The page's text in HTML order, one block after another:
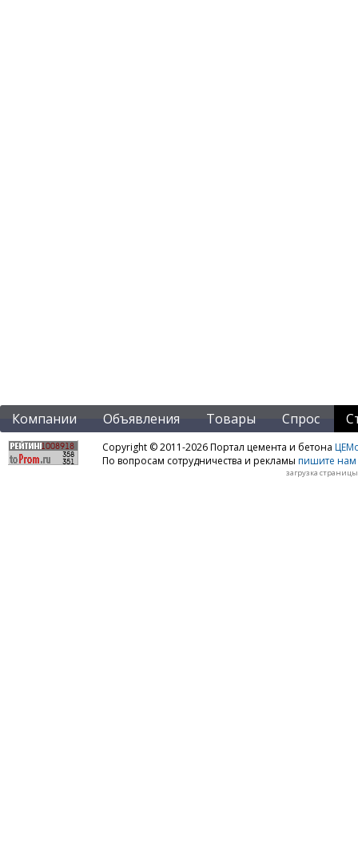
Компании Объявления Товары Спрос
Copyright © 2011-2026 Портал цемента и бетона
По вопросам сотрудничества и рекламы пишите нам
загрузка